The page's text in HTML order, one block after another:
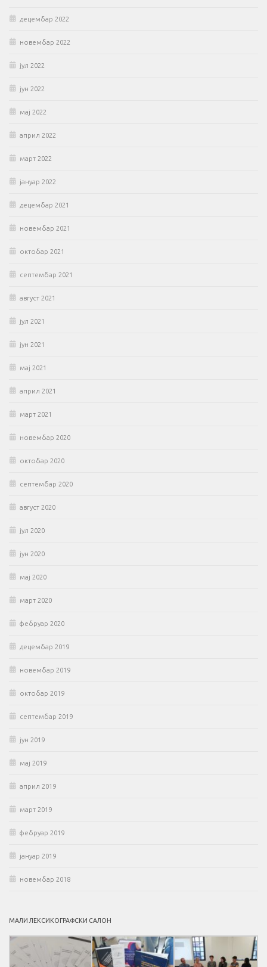
децембар 2022
новембар 2022
јул 2022
јун 2022
мај 2022
април 2022
март 2022
јануар 2022
децембар 2021
новембар 2021
октобар 2021
септембар 2021
август 2021
јул 2021
јун 2021
мај 2021
април 2021
март 2021
новембар 2020
октобар 2020
септембар 2020
август 2020
јул 2020
јун 2020
мај 2020
март 2020
фебруар 2020
децембар 2019
новембар 2019
октобар 2019
септембар 2019
јун 2019
мај 2019
април 2019
март 2019
фебруар 2019
јануар 2019
новембар 2018
МАЛИ ЛЕКСИКОГРАФСКИ САЛОН